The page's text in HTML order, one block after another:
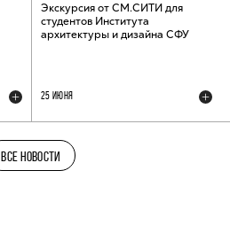
Экскурсия от СМ.СИТИ для
студентов Института
архитектуры и дизайна СФУ
25 ИЮНЯ
ВСЕ НОВОСТИ